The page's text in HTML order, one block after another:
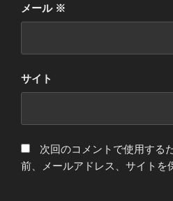
メール ※
サイト
次回のコメントで使用する
前、メールアドレス、サイトを